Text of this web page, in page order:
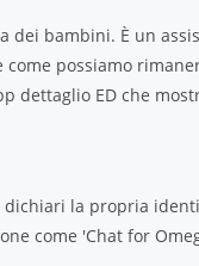
dei bambini. È un
possiamo
dettaglio ED che
la propria
come 'Chat for